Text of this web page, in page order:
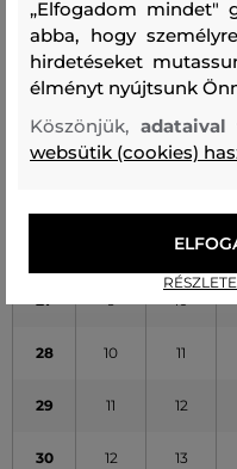
9.5
27 9 10
28 10 11
29 11 12
30 12 13
„Elfogadom mindet"
abba, hogy
hirdetéseket
élményt nyújtsunk
Köszönjük,
websütik (cookies)